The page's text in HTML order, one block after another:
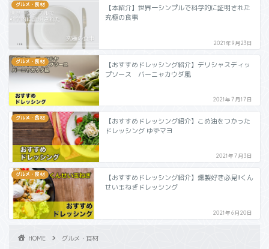
グルメ・食材
【本紹介】世界一シンプルで科学的に証明された
究極の食事
2021年9月23日
グルメ・食材
【おすすめドレッシング紹介】デリシャスディッ
プソース バーニャカウダ風
2021年7月17日
グルメ・食材
【おすすめドレッシング紹介】こめ油をつかった
ドレッシング ゆずマヨ
2021年7月3日
グルメ・食材
【おすすめドレッシング紹介】燻製好き必見!!くん
せい玉ねぎドレッシング
2021年6月20日
HOME グルメ・食材